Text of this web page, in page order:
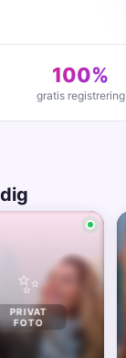
100%
gratis registrering
✨
PRIVAT
FOTO